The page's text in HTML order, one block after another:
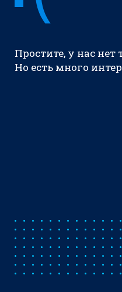
Простите, у нас
Но есть много